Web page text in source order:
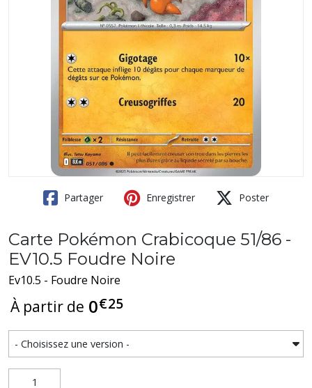
Partager Enregistrer Poster
Carte Pokémon Crabicoque 51/86 -
EV10.5 Foudre Noire
Ev10.5 - Foudre Noire
À partir de 0€25